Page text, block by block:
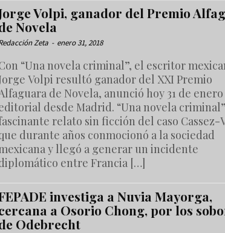
Volpi, ganador del Premio
Novela
Zeta - enero 31, 2018
“Una novela criminal”, el escritor
Volpi resultó ganador del XXI Premio
de Novela, anunció hoy 31 de
desde Madrid. “Una novela
relato sin ficción del caso Cassez-
durante años conmocionó a la sociedad
y llegó a generar un incidente
entre Francia […]
investiga a Nuvia Mayorga,
a Osorio Chong, por los
Odebrecht